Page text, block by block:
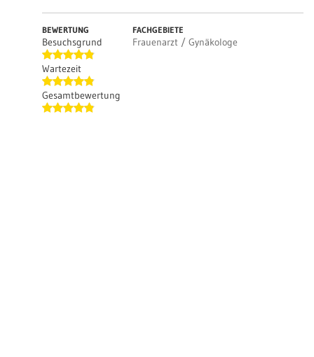
BEWERTUNG
Besuchsgrund
Wartezeit
Gesamtbewertung
FACHGEBIETE
Frauenarzt / Gynäkologe